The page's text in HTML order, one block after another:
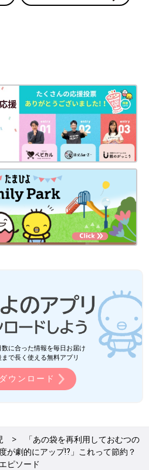
に合った情報を毎日お届け
で長く使える無料アプリ
ウンロード
「あの袋を再利用しておむつの
が劇的にアップ⁉」これって節約？
ピソード